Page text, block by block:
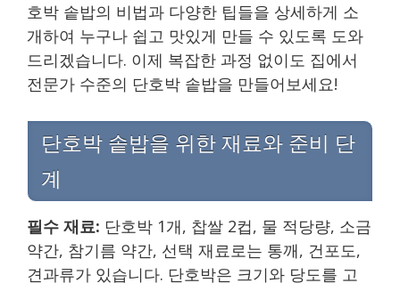
호박 솥밥의 비법과 다양한 팁들을 상세하게 소
개하여 누구나 쉽고 맛있게 만들 수 있도록 도와
드리겠습니다. 이제 복잡한 과정 없이도 집에서
전문가 수준의 단호박 솥밥을 만들어보세요!
단호박 솥밥을 위한 재료와 준비 단
계
필수 재료: 단호박 1개, 찹쌀 2컵, 물 적당량, 소금
약간, 참기름 약간, 선택 재료로는 통깨, 건포도,
견과류가 있습니다. 단호박은 크기와 당도를 고